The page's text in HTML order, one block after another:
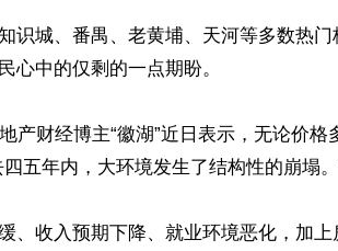
识城、番禺、老黄埔、天河等多数热
心中的仅剩的一点期盼。
产财经博主“徽湖”近日表示，无论价格
五年内，大环境发生了结构性的崩塌。
、收入预期下降、就业环境恶化，加